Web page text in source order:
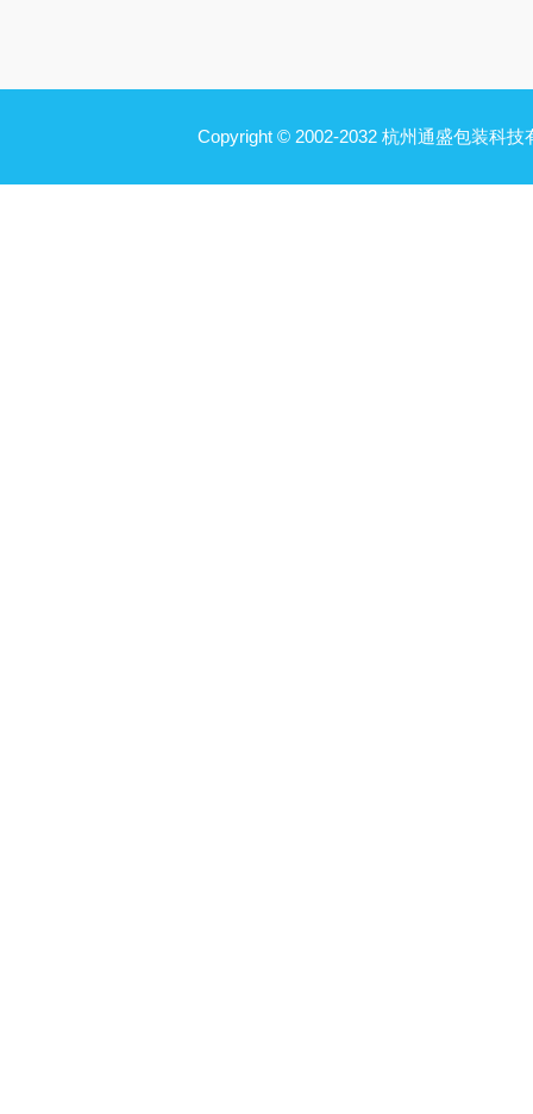
Copyright © 2002-2032 杭州通盛包装科